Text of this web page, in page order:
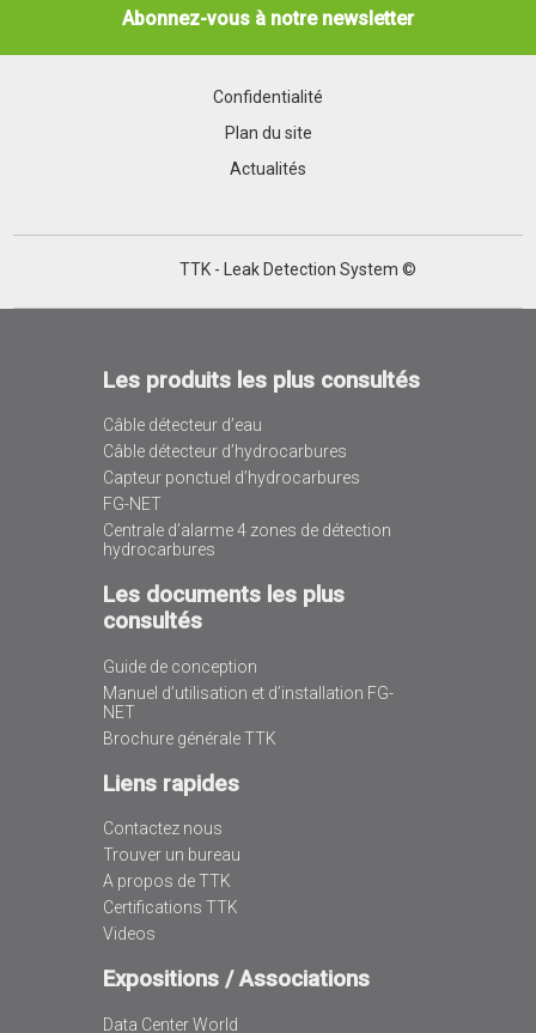
Abonnez-vous à notre newsletter
Confidentialité
Plan du site
Actualités
TTK - Leak Detection System ©
Les produits les plus consultés
Câble détecteur d’eau
Câble détecteur d’hydrocarbures
Capteur ponctuel d’hydrocarbures
FG-NET
Centrale d’alarme 4 zones de détection
hydrocarbures
Les documents les plus
consultés
Guide de conception
Manuel d’utilisation et d’installation FG-
NET
Brochure générale TTK
Liens rapides
Contactez nous
Trouver un bureau
A propos de TTK
Certifications TTK
Videos
Expositions / Associations
Data Center World